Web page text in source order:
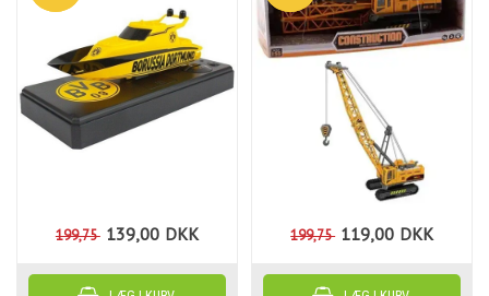
199,75 139,00 DKK 199,75 119,00 DKK